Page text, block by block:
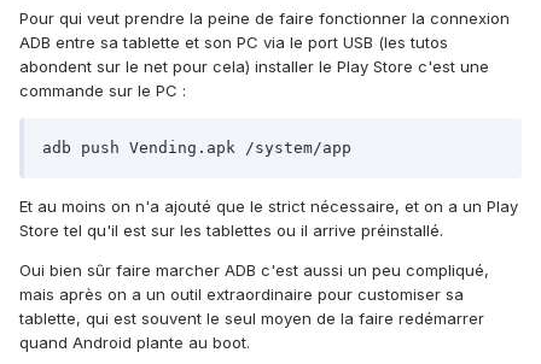
Pour qui veut prendre la peine de faire fonctionner la connexion
ADB entre sa tablette et son PC via le port USB (les tutos
abondent sur le net pour cela) installer le Play Store c'est une
commande sur le PC :
adb push Vending.apk /system/app
Et au moins on n'a ajouté que le strict nécessaire, et on a un Play
Store tel qu'il est sur les tablettes ou il arrive préinstallé.
Oui bien sûr faire marcher ADB c'est aussi un peu compliqué,
mais après on a un outil extraordinaire pour customiser sa
tablette, qui est souvent le seul moyen de la faire redémarrer
quand Android plante au boot.